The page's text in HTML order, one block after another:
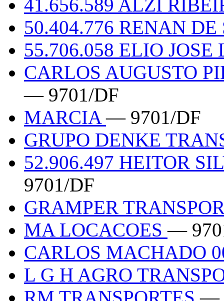
41.656.589 ALZI
50.404.776 RENAN
55.706.058 ELIO
CARLOS AUGUSTO
— 9701/DF
MARCIA— 9701/DF
GRUPO DENKE
52.906.497 HEITOR
9701/DF
GRAMPER
MA LOCACOES—
CARLOS MACHADO
L G H AGRO